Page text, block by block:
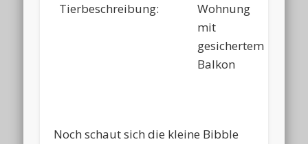
Tierbeschreibung:
Wohnung
mit
gesichertem
Balkon
Noch schaut sich die kleine Bibble